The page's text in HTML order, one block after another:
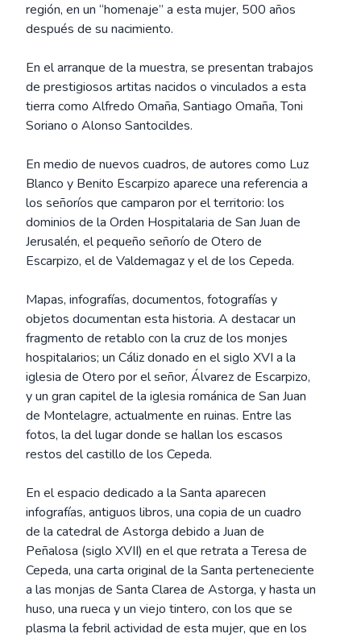
región, en un “homenaje” a esta mujer, 500 años
después de su nacimiento.
En el arranque de la muestra, se presentan trabajos
de prestigiosos artitas nacidos o vinculados a esta
tierra como Alfredo Omaña, Santiago Omaña, Toni
Soriano o Alonso Santocildes.
En medio de nuevos cuadros, de autores como Luz
Blanco y Benito Escarpizo aparece una referencia a
los señoríos que camparon por el territorio: los
dominios de la Orden Hospitalaria de San Juan de
Jerusalén, el pequeño señorío de Otero de
Escarpizo, el de Valdemagaz y el de los Cepeda.
Mapas, infografías, documentos, fotografías y
objetos documentan esta historia. A destacar un
fragmento de retablo con la cruz de los monjes
hospitalarios; un Cáliz donado en el siglo XVI a la
iglesia de Otero por el señor, Álvarez de Escarpizo,
y un gran capitel de la iglesia románica de San Juan
de Montelagre, actualmente en ruinas. Entre las
fotos, la del lugar donde se hallan los escasos
restos del castillo de los Cepeda.
En el espacio dedicado a la Santa aparecen
infografías, antiguos libros, una copia de un cuadro
de la catedral de Astorga debido a Juan de
Peñalosa (siglo XVII) en el que retrata a Teresa de
Cepeda, una carta original de la Santa perteneciente
a las monjas de Santa Clarea de Astorga, y hasta un
huso, una rueca y un viejo tintero, con los que se
plasma la febril actividad de esta mujer, que en los